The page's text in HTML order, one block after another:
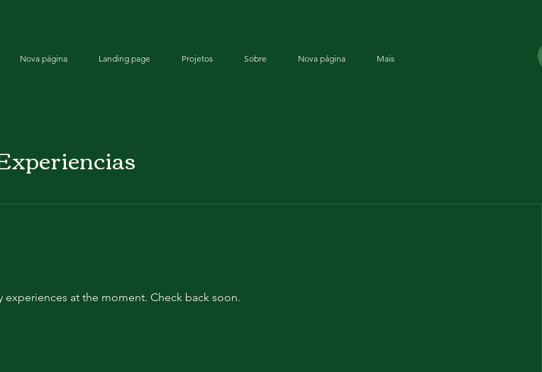
Nova página Landing page Projetos Sobre Nova página Mais
at the moment. Check back soon.